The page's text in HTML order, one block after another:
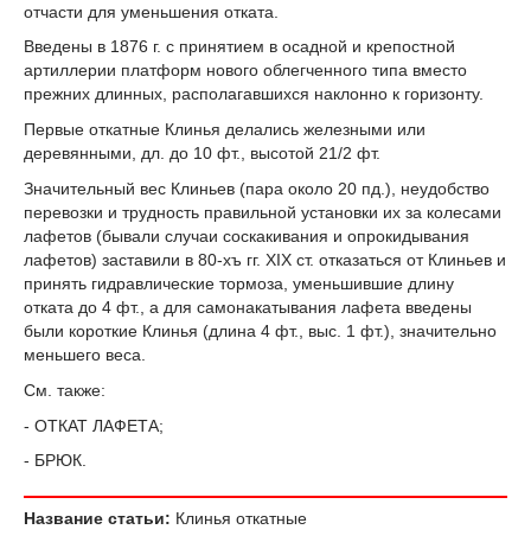
отчасти для уменьшения отката.
Введены в 1876 г. с принятием в осадной и крепостной
артиллерии платформ нового облегченного типа вместо
прежних длинных, располагавшихся наклонно к горизонту.
Первые откатные Клинья делались железными или
деревянными, дл. до 10 фт., высотой 21/2 фт.
Значительный вес Клиньев (пара около 20 пд.), неудобство
перевозки и трудность правильной установки их за колесами
лафетов (бывали случаи соскакивания и опрокидывания
лафетов) заставили в 80-хъ гг. XIX ст. отказаться от Клиньев и
принять гидравлические тормоза, уменьшившие длину
отката до 4 фт., а для самонакатывания лафета введены
были короткие Клинья (длина 4 фт., выс. 1 фт.), значительно
меньшего веса.
См. также:
- ОТКАТ ЛАФЕТА;
- БРЮК.
Название статьи: Клинья откатные